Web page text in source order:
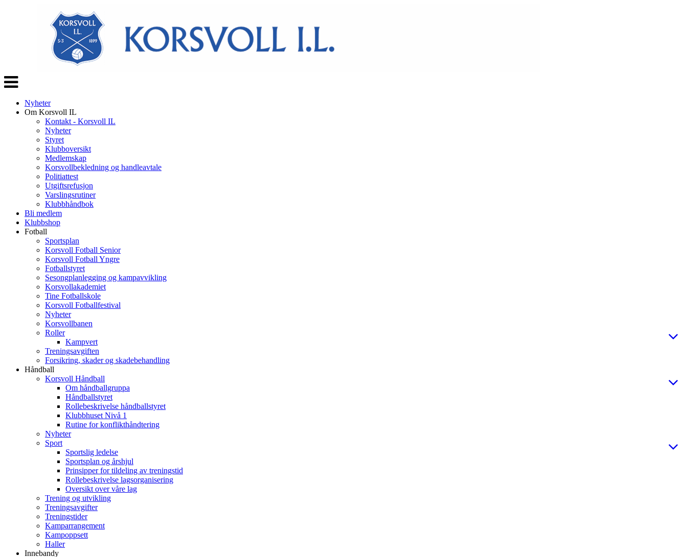
Veksle
navigasjon
Nyheter
Om Korsvoll IL
Kontakt - Korsvoll IL
Nyheter
Styret
Klubboversikt
Medlemskap
Korsvollbekledning og handleavtale
Politiattest
Utgiftsrefusjon
Varslingsrutiner
Klubbhåndbok
Bli medlem
Klubbshop
Fotball
Sportsplan
Korsvoll Fotball Senior
Korsvoll Fotball Yngre
Fotballstyret
Sesongplanlegging og kampavvikling
Korsvollakademiet
Tine Fotballskole
Korsvoll Fotballfestival
Nyheter
Korsvollbanen
Roller
Kampvert
Treningsavgiften
Forsikring, skader og skadebehandling
Håndball
Korsvoll Håndball
Om håndballgruppa
Håndballstyret
Rollebeskrivelse håndballstyret
Klubbhuset Nivå 1
Rutine for konflikthåndtering
Nyheter
Sport
Sportslig ledelse
Sportsplan og årshjul
Prinsipper for tildeling av treningstid
Rollebeskrivelse lagsorganisering
Oversikt over våre lag
Trening og utvikling
Treningsavgifter
Treningstider
Kamparrangement
Kampoppsett
Haller
Innebandy